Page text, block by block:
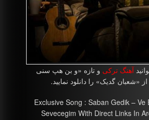
آهنگ ترکی و تازه «و بن هپ سنی
«شعبان گدیک» را دانلود نمایید.
Exclusive Song : Saban Gedik – Ve
Sevecegim With Direct Links In